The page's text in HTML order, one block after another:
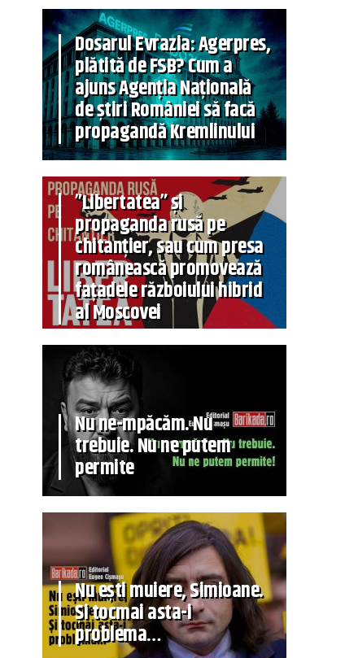
Dosarul Evrazia: Agerpres,
plătită de FSB? Cum a
ajuns Agenția Națională
de știri României să facă
propagandă Kremlinului
”Libertatea” și
propaganda rusă pe
chitanțier, sau cum presa
românească promovează
fațadele războiului hibrid
al Moscovei
Nu ne-mpăcăm. Nu
trebuie. Nu ne putem
permite
Nu ești muiere, Simioane.
Și tocmai asta-i
problema…